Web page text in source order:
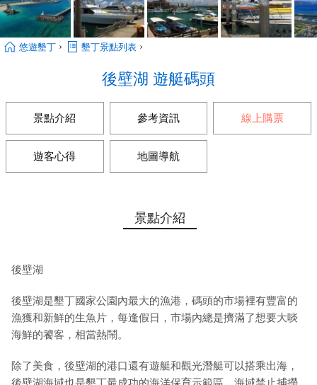
悠遊墾丁 › 墾丁景點列表 ›
後壁湖 遊艇碼頭
景點介紹 參考資訊 線上購票
遊客心得 地圖導航
景點介紹
後壁湖
後壁湖是墾丁國家公園內最大的漁港，碼頭的市場裡有豐富的
漁獲和新鮮的生魚片，每逢假日，市場內總是擠滿了想要大啖
海鮮的饕客，相當熱鬧。
除了美食，後壁湖的港口還有遊艇和觀光潛艇可以搭乘出海，